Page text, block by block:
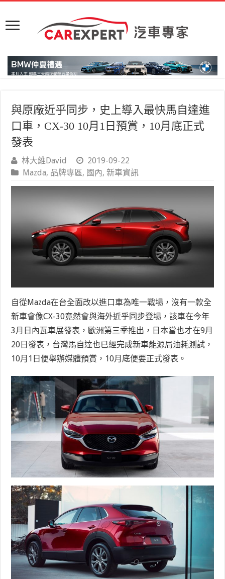
與原廠近乎同步，史上導入最快馬自達進
口車，CX-30 10月1日預賞，10月底正式
發表
林大維David
2019-09-22
Mazda, 品牌專區, 國內,新車資訊
自從Mazda在台全面改以進口車為唯一戰場，沒有一款全
新車會像CX-30竟然會與海外近乎同步登場，該車在今年
3月日內瓦車展發表，歐洲第三季推出，日本當也才在9月
20日發表，台灣馬自達也已經完成新車能源局油耗測試，
10月1日便舉辦媒體預賞，10月底便要正式發表。